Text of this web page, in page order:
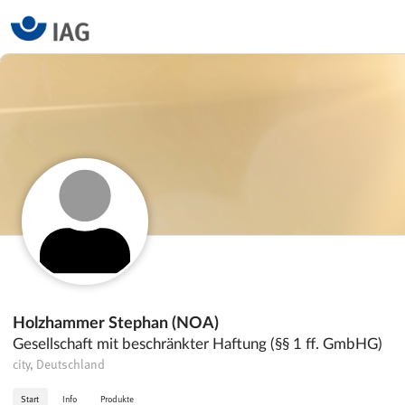
Holzhammer Stephan (NOA)
Gesellschaft mit beschränkter Haftung (§§ 1 ff. GmbHG)
city, Deutschland
Start Info Produkte